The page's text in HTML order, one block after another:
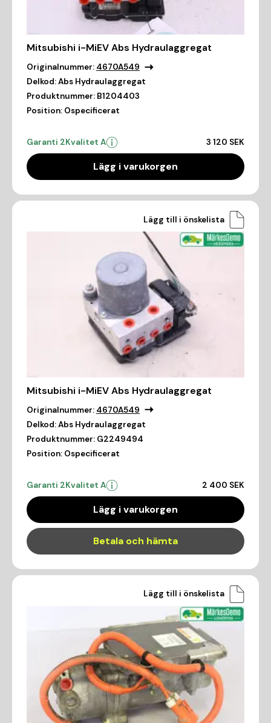
Mitsubishi i-MiEV Abs Hydraulaggregat
Originalnummer: 4670A549
Delkod:Abs Hydraulaggregat
Produktnummer: B1204403
Position: Ospecificerat
Garanti 2Kvalitet A 3 120 SEK
Lägg i varukorgen
Lägg till i önskelista
Mitsubishi i-MiEV Abs Hydraulaggregat
Originalnummer: 4670A549
Delkod:Abs Hydraulaggregat
Produktnummer: G2249494
Position: Ospecificerat
Garanti 2Kvalitet A 2 400 SEK
Lägg i varukorgen
Betala och hämta
Lägg till i önskelista